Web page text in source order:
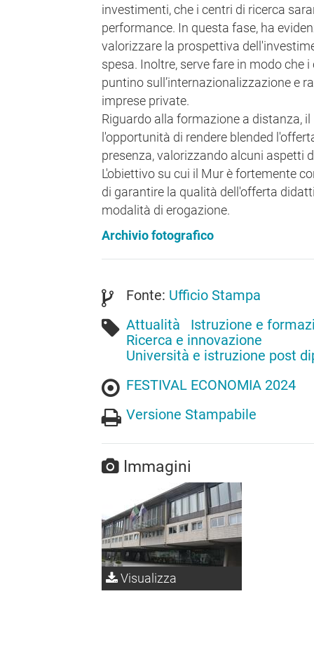
investimenti, che i centri di ricerca
performance. In questa fase, ha
valorizzare la prospettiva
spesa. Inoltre, serve fare in modo che i
puntino sull’internazionalizzazione e
imprese private.
Riguardo alla formazione a distanza,
l'opportunità di rendere blended
presenza, valorizzando alcuni aspetti
L'obiettivo su cui il Mur è fortemente
di garantire la qualità dell'offerta
modalità di erogazione.
Archivio fotografico
Fonte: Ufficio Stampa
Attualità
Istruzione e
Ricerca e innovazione
Università e istruzione post
FESTIVAL ECONOMIA 2024
Versione Stampabile
Immagini
Visualizza